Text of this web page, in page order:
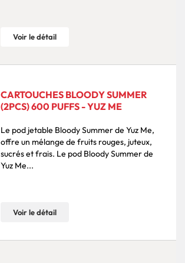
Voir le détail
CARTOUCHES BLOODY SUMMER
(2PCS) 600 PUFFS - YUZ ME
Le pod jetable Bloody Summer de Yuz Me,
offre un mélange de fruits rouges, juteux,
sucrés et frais. Le pod Bloody Summer de
Yuz Me...
Voir le détail